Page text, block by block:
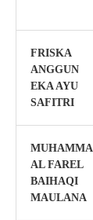
FRISKA
ANGGUN
EKA AYU
SAFITRI
AL FAREL
BAIHAQI
MAULANA